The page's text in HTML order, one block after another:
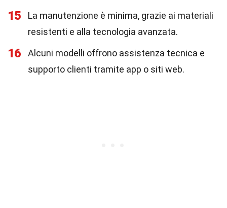
15
La manutenzione è minima, grazie ai materiali
resistenti e alla tecnologia avanzata.
16
Alcuni modelli offrono assistenza tecnica e
supporto clienti tramite app o siti web.